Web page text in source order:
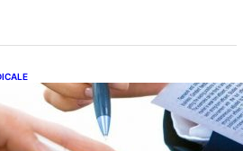
cu Banca Mondială: O
a Împrumutului și
Impuse